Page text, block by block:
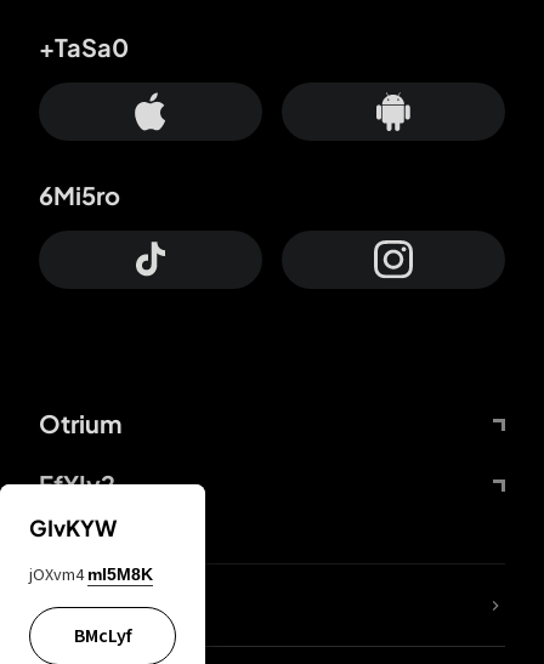
Otrium
FfYIy2
+TaSa0
6Mi5ro
KIjvtr
GIvKYW
jOXvm4 mI5M8K
BMcLyf